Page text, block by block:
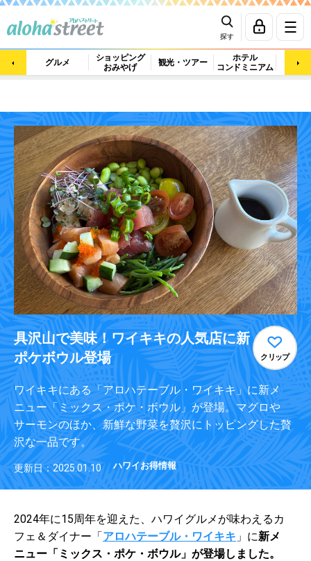
探す
グルメ
ショッピング
おみやげ
観光・ツアー
ホテル
コンドミニアム
マッ
具沢山で美味！ワイキキの人気店に新
ポケボウル登場
クリップ
ワイキキにある「アロハテーブル・ワイキキ」に新メ
ニュー「ミックス・ポケ・ボウル」が登場。マグロや
サーモンのほか、新鮮な野菜を贅沢にトッピングした贅
沢な一品です。
更新日：2025.01.10 ハワイお得情報
2024年に15周年を迎えた、ハワイグルメが味わえるカ
フェ＆ダイナー「アロハテーブル・ワイキキ 」に新メ
ニュー「ミックス・ポケ・ボウル」が登場しました。